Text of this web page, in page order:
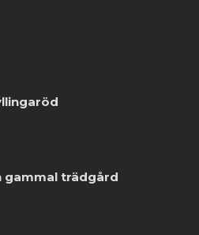
gammal trädgård